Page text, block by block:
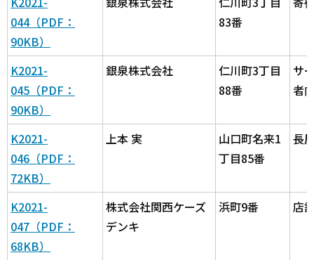
044（PDF：
90KB）
83番
K2021-
045（PDF：
90KB）
銀泉株式会社
仁川町3丁目
88番
サ
者
K2021-
046（PDF：
72KB）
上本 実
山口町名来1
丁目85番
長
K2021-
047（PDF：
68KB）
株式会社関西ケーズ
デンキ
浜町9番 店